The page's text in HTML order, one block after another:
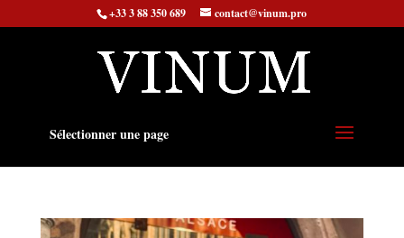
+33 3 88 350 689 contact@vinum.pro
Sélectionner une page